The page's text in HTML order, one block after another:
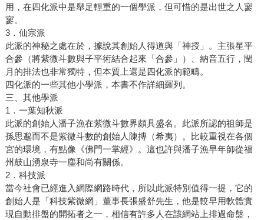
用，在四化派中是舉足輕重的一個學派，但可惜的是出世之人寥
寥。
3．仙宗派
此派的神秘之處在於，據說其創始人得道與「神授」。主張星平
合參（將紫微斗數與子平術結合起來「合參」）、納音五行，閏
月的排法也非常獨特，但本質上還是四化派的範疇。
四化派的一些其他小學派，本書不作詳細羅列。
三、其他學派
1．一葉知秋派
此派的創始人潘子漁在紫微斗數界頗具盛名。此派所認的祖師是
孫思邈而不是紫微斗數的創始人陳摶（希夷）。比較重視在各個
宮的環境，有點像《佛門一掌經》。這也許與潘子漁早年師從福
州鼓山湧泉寺一塵和尚有關係。
2．科技派
當今社會已經進入網際網路時代，所以此派特別值得一提，它的
創始人是「科技紫微網」董事長張盛舒先生，他是較早用軟體實
現自動排盤的開拓者之一，相信有許多人在該網站上排過命盤，